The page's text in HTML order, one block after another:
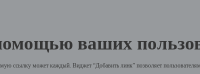
ваших
ссылку может каждый. Виджет “Добавить линк” позволяет